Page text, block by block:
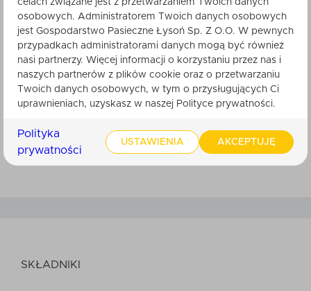
Całość zapakowana jest w eleganckie pudełko,
które świetnie nadaje się na prezent – dla bliskich
lub jako słodki upominek dla siebie.
"Słodka Pszczela Paczka" to małe słoiczki pełne
przyjemności, pachnąca świeca i krem, który
Zamów i spraw, by każdy dzień smakował trochę
jak miodowa przygoda!
SKŁADNIKI
osobowych. Administratorem Twoich danych osobowych
jest Gospodarstwo Pasieczne Łysoń Sp. Z O.O. W pewnych
przypadkach administratorami danych mogą być również
nasi partnerzy. Więcej informacji o korzystaniu przez nas i
naszych partnerów z plików cookie oraz o przetwarzaniu
Twoich danych osobowych, w tym o przysługujących Ci
uprawnieniach, uzyskasz w naszej Polityce prywatności.
Polityka
prywatności
USTAWIENIA AKCEPTUJĘ